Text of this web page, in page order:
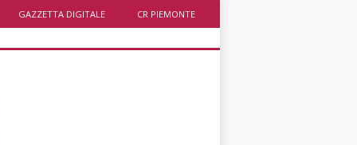
GAZZETTA DIGITALE CR PIEMONTE